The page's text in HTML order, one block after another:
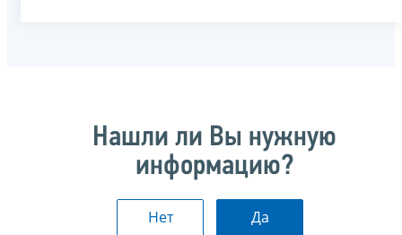
Нашли ли Вы нужную
информацию?
Нет Да